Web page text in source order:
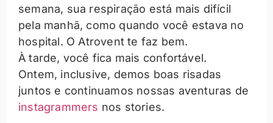
semana, sua respiração está mais difícil
pela manhã, como quando você estava no
hospital. O Atrovent te faz bem.
À tarde, você fica mais confortável.
Ontem, inclusive, demos boas risadas
juntos e continuamos nossas aventuras de
instagrammers nos stories.